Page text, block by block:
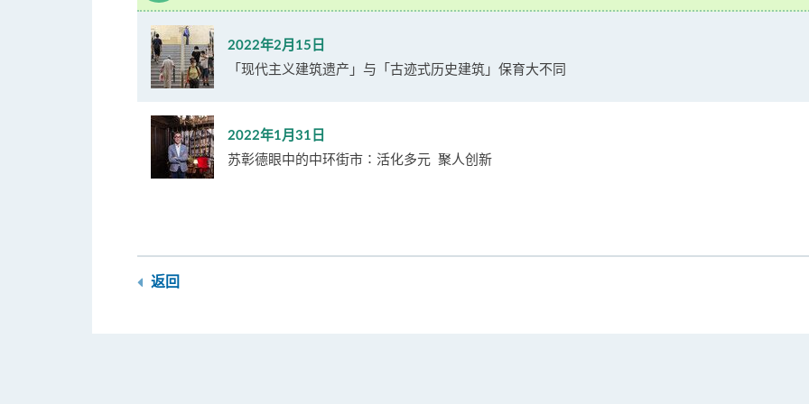
2022年2月15日
「现代主义建筑遗产」与「古迹式历史建筑」保育大不同
2022年1月31日
苏彰德眼中的中环街市∶活化多元 聚人创新
返回